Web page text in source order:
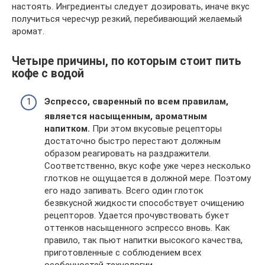
настоять. Ингредиенты следует дозировать, иначе вкус
получиться чересчур резкий, перебивающий желаемый
аромат.
Четыре причины, по которым стоит пить
кофе с водой
Эспрессо, сваренный по всем правилам,
является насыщенным, ароматным
напитком. При этом вкусовые рецепторы
достаточно быстро перестают должным
образом реагировать на раздражители.
Соответственно, вкус кофе уже через несколько
глотков не ощущается в должной мере. Поэтому
его надо запивать. Всего один глоток
безвкусной жидкости способствует очищению
рецепторов. Удается прочувствовать букет
оттенков насыщенного эспрессо вновь. Как
правило, так пьют напитки высокого качества,
приготовленные с соблюдением всех